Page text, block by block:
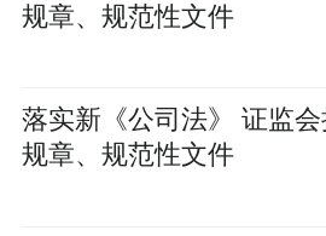
规章、规范性文件
落实新《公司法》 证监
规章、规范性文件